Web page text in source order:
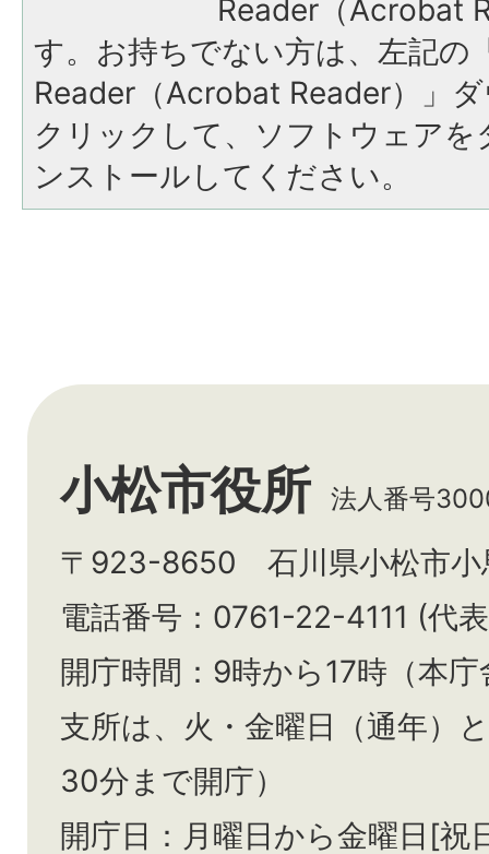
Reader（Acrobat
す。お持ちでない方は、左記の
Reader（Acrobat Reader）」
クリックして、ソフトウェア
ンストールしてください。
小松市役所 法人番号
〒923-8650 石川県小松市小
電話番号：0761-22-4111 (代
開庁時間：9時から17時（本
支所は、火・金曜日（通年）と
30分まで開庁）
開庁日：月曜日から金曜日[祝